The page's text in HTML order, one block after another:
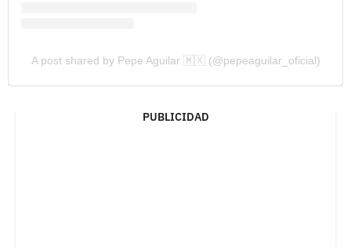
A post shared by Pepe Aguilar 🇲🇽 (@pepeaguilar_oficial)
PUBLICIDAD